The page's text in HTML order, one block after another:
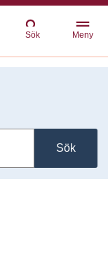
Sök Meny
Sök